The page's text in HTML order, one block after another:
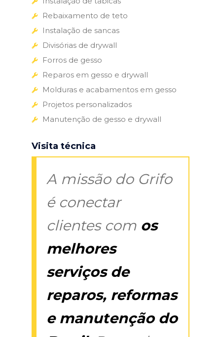
Rebaixamento de teto
Instalação de sancas
Divisórias de drywall
Forros de gesso
Reparos em gesso e drywall
Molduras e acabamentos em gesso
Projetos personalizados
Manutenção de gesso e drywall
Visita técnica
A missão do Grifo
é conectar
clientes com os
melhores
serviços de
reparos, reformas
e manutenção do